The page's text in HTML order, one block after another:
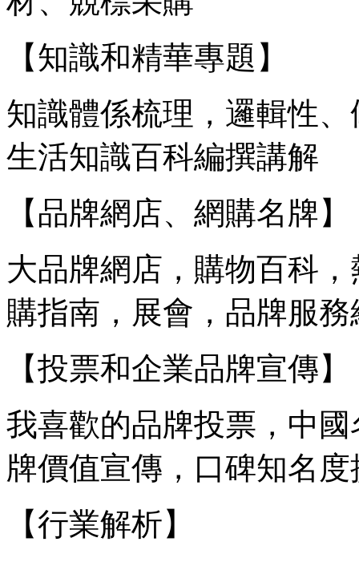
【知識和精華專題】
知識體係梳理，邏輯性
生活知識百科編撰講解
【品牌網店、網購名牌】
大品牌網店，購物百科
購指南，展會，品牌服務
【投票和企業品牌宣傳】
我喜歡的品牌投票，中
牌價值宣傳，口碑知名度
【行業解析】